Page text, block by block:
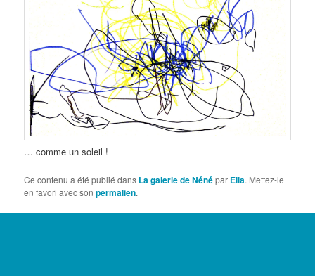
… comme un soleil !
Ce contenu a été publié dans La galerie de Nénépar Ella. Mettez-le
en favori avec sonpermalien.